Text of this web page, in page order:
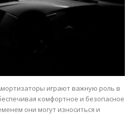
играют важную роль в
комфортное и безопасное
они могут износиться и